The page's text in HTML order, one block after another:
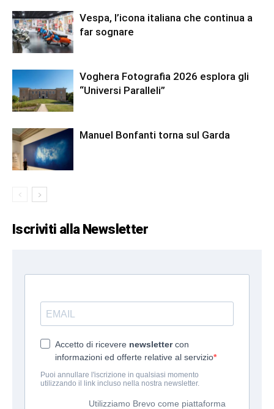
Vespa, l’icona italiana che continua a
far sognare
Voghera Fotografia 2026 esplora gli
“Universi Paralleli”
Manuel Bonfanti torna sul Garda
Iscriviti alla Newsletter